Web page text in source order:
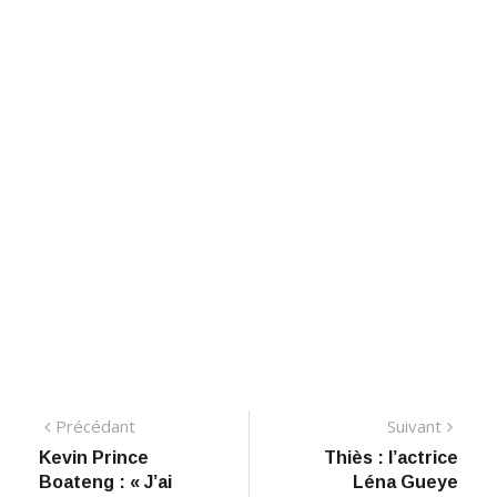
Navigation
de
PrécédantPrécédant:
​Kevin Prince
Boateng : « J’ai
Suivant
​Thiès : l’actrice
Léna Gueye